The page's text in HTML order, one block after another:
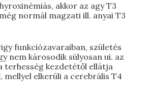
akkor az agy T3
normál magzati ill. anyai T3
funkciózavaraiban, születés
nem károsodik súlyosan ui. az
terhesség kezdetétől ellátja
mellyel elkerüli a cerebrális T4